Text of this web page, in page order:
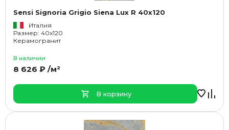
Sensi Signoria Grigio Siena Lux R 40x120
Италия
Размер: 40x120
Керамогранит
В наличии
8 626 ₽ /м²
В корзину